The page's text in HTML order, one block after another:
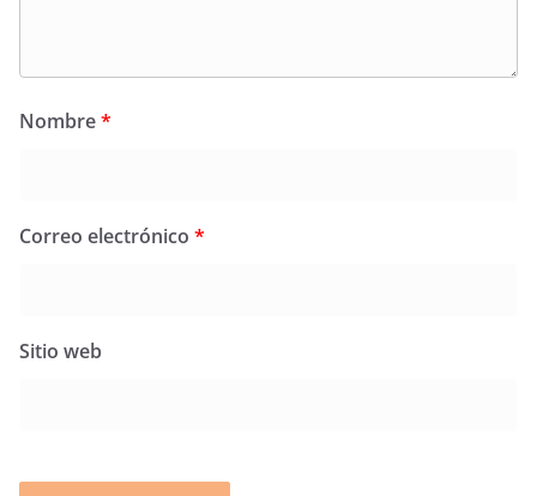
Nombre*
Correo electrónico *
Sitio web